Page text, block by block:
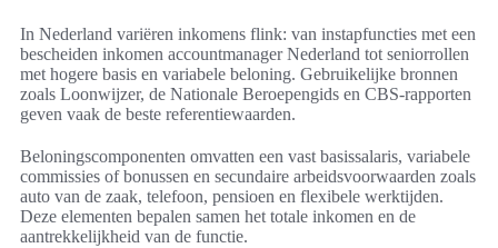
In Nederland variëren inkomens flink: van instapfuncties met een
bescheiden inkomen accountmanager Nederland tot seniorrollen
met hogere basis en variabele beloning. Gebruikelijke bronnen
zoals Loonwijzer, de Nationale Beroepengids en CBS-rapporten
geven vaak de beste referentiewaarden.
Beloningscomponenten omvatten een vast basissalaris, variabele
commissies of bonussen en secundaire arbeidsvoorwaarden zoals
auto van de zaak, telefoon, pensioen en flexibele werktijden.
Deze elementen bepalen samen het totale inkomen en de
aantrekkelijkheid van de functie.